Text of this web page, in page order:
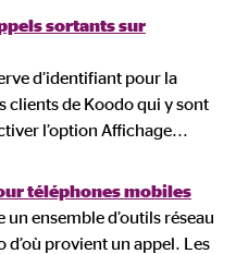
sortants sur
d’identifiant pour la
clients de Koodo qui y sont
l’option Affichage...
téléphones mobiles
un ensemble d’outils réseau
provient un appel. Les